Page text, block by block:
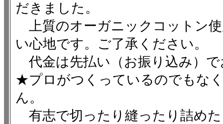
だきました。
上質のオーガニックコットン
い心地です。ご了承ください。
代金は先払い（お振り込み）
★プロがつくっているのでもな
ん。
有志で切ったり縫ったり詰め